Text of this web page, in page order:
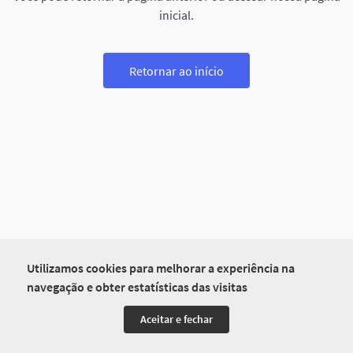
Utilizamos cookies para melhorar a experiência na
navegação e obter estatísticas das visitas
Aceitar e fechar
inicial.
Retornar ao início